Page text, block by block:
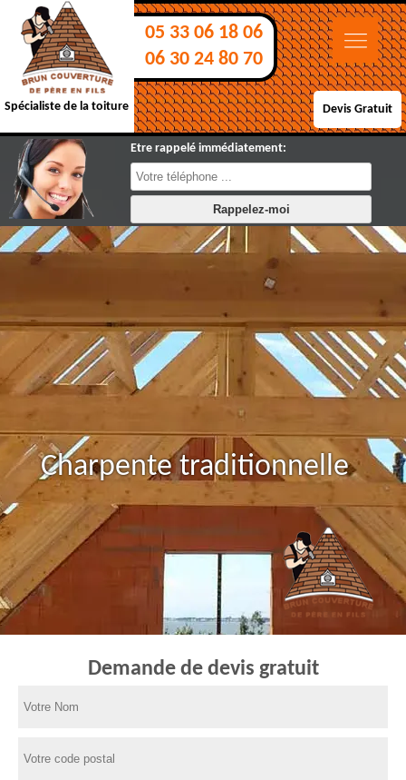
Spécialiste de la toiture
05 33 06 18 06
06 30 24 80 70
Devis Gratuit
Etre rappelé immédiatement:
Charpente traditionnelle
Demande de devis gratuit